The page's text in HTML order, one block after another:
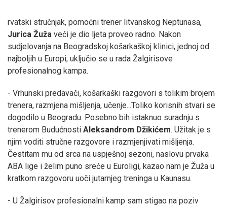
rvatski stručnjak, pomoćni trener litvanskog Neptunasa,
Jurica Žuža veći je dio ljeta proveo radno. Nakon
sudjelovanja na Beogradskoj košarkaškoj klinici, jednoj od
najboljih u Europi, uključio se u rada Žalgirisove
profesionalnog kampa.
- Vrhunski predavači, košarkaški razgovori s tolikim brojem
trenera, razmjena mišljenja, učenje...Toliko korisnih stvari se
dogodilo u Beogradu. Posebno bih istaknuo suradnju s
trenerom Budućnosti Aleksandrom Džikićem. Užitak je s
njim voditi stručne razgovore i razmjenjivati mišljenja.
Čestitam mu od srca na uspješnoj sezoni, naslovu prvaka
ABA lige i želim puno sreće u Euroligi, kazao nam je Žuža u
kratkom razgovoru uoči jutarnjeg treninga u Kaunasu.
- U Žalgirisov profesionalni kamp sam stigao na poziv